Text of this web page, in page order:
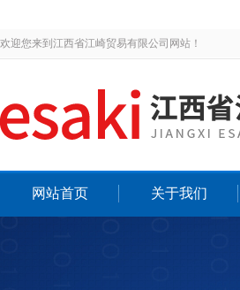
欢迎您来到江西省江崎贸易有限公司网站！
网站首页 关于我们